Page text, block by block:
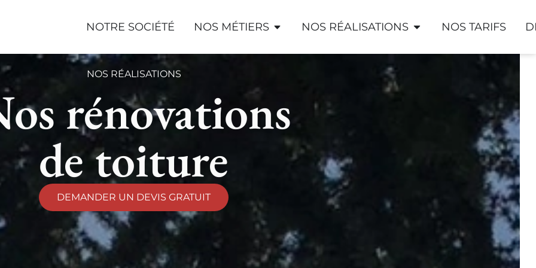
NOTRE SOCIÉTÉ NOS MÉTIERS NOS RÉALISATIONS NOS TARIFS
NOS RÉALISATIONS
rénovations
de toiture
DEMANDER UN DEVIS GRATUIT